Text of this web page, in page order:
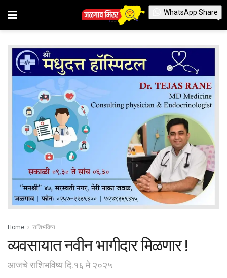
Home राशिभविष्य
व्यवसायात नवीन भागीदार मिळणार !
आजचे राशिभविष्य दि.१६ मे २०२५
WhatsApp Share